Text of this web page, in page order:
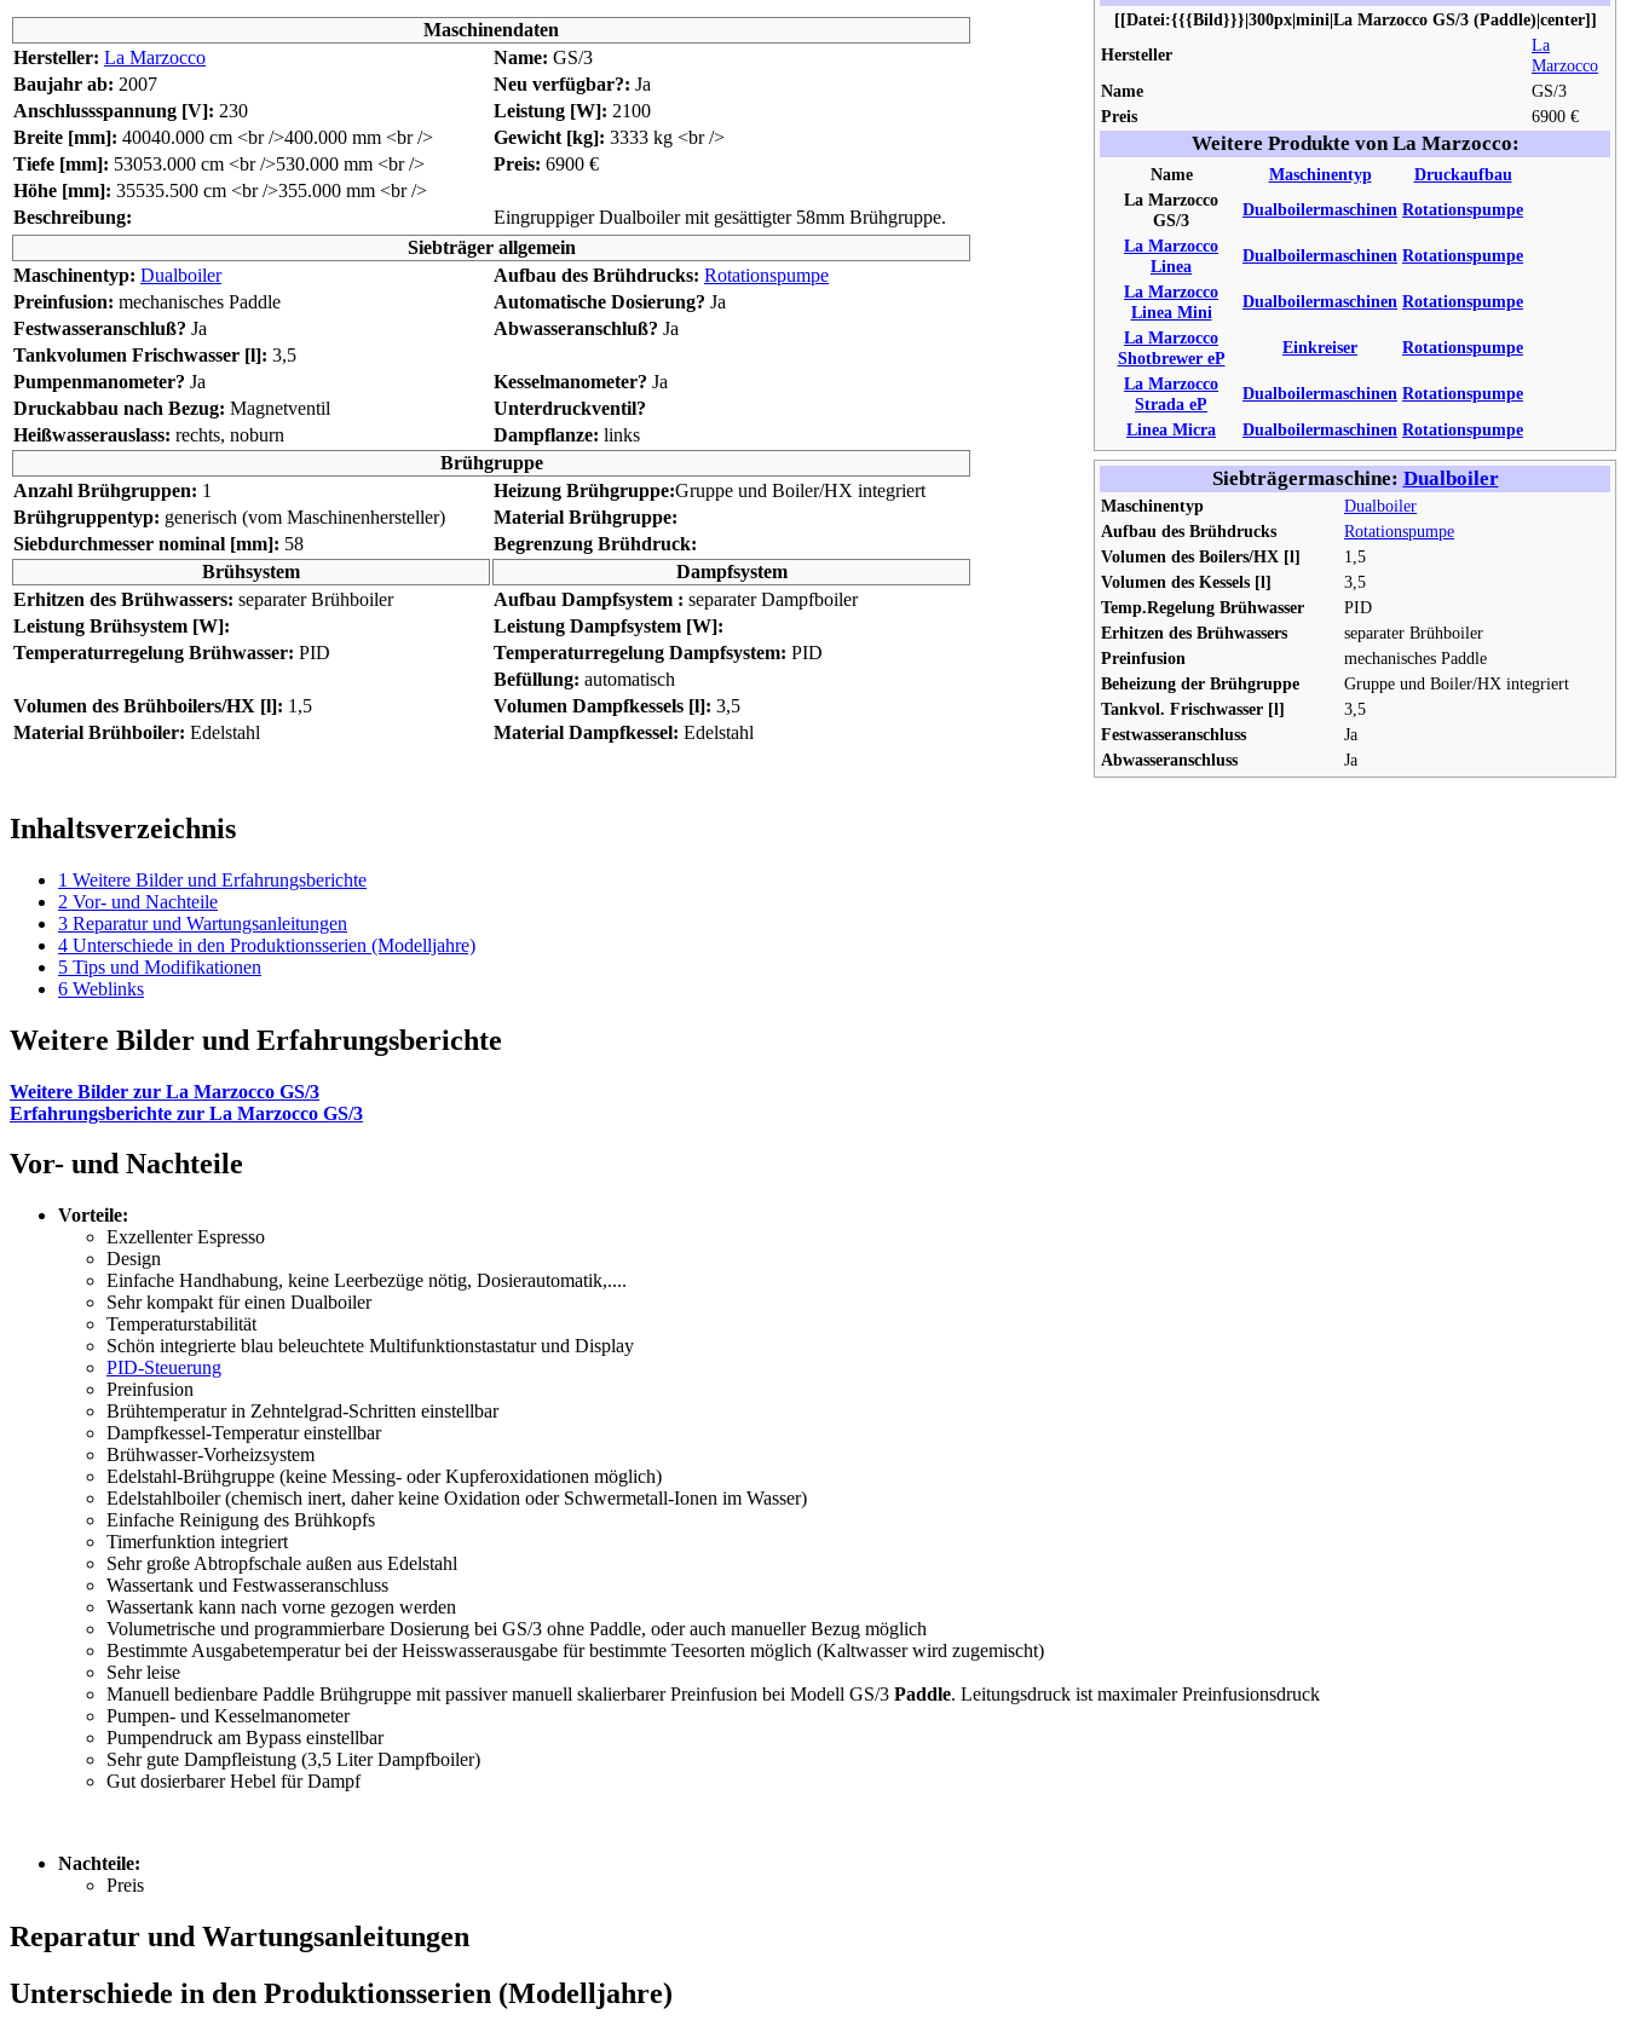
[[Datei:{{{Bild}}}|300px|mini|La Marzocco GS/3 (Paddle)|center]]
Hersteller
La
Marzocco
Name
GS/3
Preis
6900 €
Weitere Produkte von La Marzocco:
Name Maschinentyp
Druckaufbau
La Marzocco
GS/3
Dualboilermaschinen Rotationspumpe
La Marzocco
Linea
Dualboilermaschinen Rotationspumpe
La Marzocco
Linea Mini
Dualboilermaschinen Rotationspumpe
La Marzocco
Shotbrewer eP
Einkreiser
Rotationspumpe
La Marzocco
Strada eP
Dualboilermaschinen Rotationspumpe
Linea Micra
Dualboilermaschinen Rotationspumpe
Maschinendaten
Hersteller: La Marzocco Name: GS/3
Baujahr ab: 2007 Neu verfügbar?: Ja
Anschlussspannung [V]: 230 Leistung [W]: 2100
Breite [mm]: 40040.000 cm <br />400.000 mm <br /> Gewicht [kg]: 3333 kg <br />
Tiefe [mm]: 53053.000 cm <br />530.000 mm <br /> Preis: 6900 €
Höhe [mm]: 35535.500 cm <br />355.000 mm <br />
Beschreibung:
Eingruppiger Dualboiler mit gesättigter 58mm Brühgruppe.
Siebträgermaschine: Dualboiler
Maschinentyp
Dualboiler
Aufbau des Brühdrucks
Rotationspumpe
Volumen des Boilers/HX [l]
1,5
Volumen des Kessels [l]
3,5
Temp.Regelung Brühwasser
PID
Erhitzen des Brühwassers
separater Brühboiler
Preinfusion
mechanisches Paddle
Beheizung der Brühgruppe
Gruppe und Boiler/HX integriert
Tankvol. Frischwasser [l]
3,5
Festwasseranschluss
Ja
Abwasseranschluss
Ja
Siebträger allgemein
Maschinentyp: Dualboiler Aufbau des Brühdrucks: Rotationspumpe
Preinfusion: mechanisches Paddle Automatische Dosierung? Ja
Festwasseranschluß? Ja Abwasseranschluß? Ja
Tankvolumen Frischwasser [l]: 3,5
Pumpenmanometer? Ja Kesselmanometer? Ja
Druckabbau nach Bezug: Magnetventil
Unterdruckventil?
Heißwasserauslass: rechts, noburn Dampflanze: links
Brühgruppe
Anzahl Brühgruppen: 1 Heizung Brühgruppe:Gruppe und Boiler/HX integriert
Brühgruppentyp: generisch (vom Maschinenhersteller)
Material Brühgruppe:
Siebdurchmesser nominal [mm]: 58
Begrenzung Brühdruck:
Brühsystem
Dampfsystem
Erhitzen des Brühwassers: separater Brühboiler Aufbau Dampfsystem : separater Dampfboiler
Leistung Brühsystem [W]:
Leistung Dampfsystem [W]:
Temperaturregelung Brühwasser: PID Temperaturregelung Dampfsystem: PID
Befüllung: automatisch
Volumen des Brühboilers/HX [l]: 1,5 Volumen Dampfkessels [l]: 3,5
Material Brühboiler: Edelstahl Material Dampfkessel: Edelstahl
Inhaltsverzeichnis
1 Weitere Bilder und Erfahrungsberichte
2 Vor- und Nachteile
3 Reparatur und Wartungsanleitungen
4 Unterschiede in den Produktionsserien (Modelljahre)
5 Tips und Modifikationen
6 Weblinks
Weitere Bilder und Erfahrungsberichte
Weitere Bilder zur La Marzocco GS/3
Erfahrungsberichte zur La Marzocco GS/3
Vor- und Nachteile
Vorteile:
Exzellenter Espresso
Design
Einfache Handhabung, keine Leerbezüge nötig, Dosierautomatik,....
Sehr kompakt für einen Dualboiler
Temperaturstabilität
Schön integrierte blau beleuchtete Multifunktionstastatur und Display
PID-Steuerung
Preinfusion
Brühtemperatur in Zehntelgrad-Schritten einstellbar
Dampfkessel-Temperatur einstellbar
Brühwasser-Vorheizsystem
Edelstahl-Brühgruppe (keine Messing- oder Kupferoxidationen möglich)
Edelstahlboiler (chemisch inert, daher keine Oxidation oder Schwermetall-Ionen im Wasser)
Einfache Reinigung des Brühkopfs
Timerfunktion integriert
Sehr große Abtropfschale außen aus Edelstahl
Wassertank und Festwasseranschluss
Wassertank kann nach vorne gezogen werden
Volumetrische und programmierbare Dosierung bei GS/3 ohne Paddle, oder auch manueller Bezug möglich
Bestimmte Ausgabetemperatur bei der Heisswasserausgabe für bestimmte Teesorten möglich (Kaltwasser wird zugemischt)
Sehr leise
Manuell bedienbare Paddle Brühgruppe mit passiver manuell skalierbarer Preinfusion bei Modell GS/3 Paddle. Leitungsdruck ist maximaler Preinfusionsdruck
Pumpen- und Kesselmanometer
Pumpendruck am Bypass einstellbar
Sehr gute Dampfleistung (3,5 Liter Dampfboiler)
Gut dosierbarer Hebel für Dampf
Nachteile:
Preis
Reparatur und Wartungsanleitungen
Unterschiede in den Produktionsserien (Modelljahre)